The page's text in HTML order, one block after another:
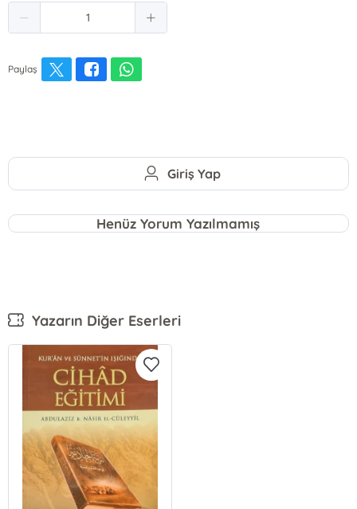
Paylaş
Giriş Yap
Henüz Yorum Yazılmamış
Yazarın Diğer Eserleri